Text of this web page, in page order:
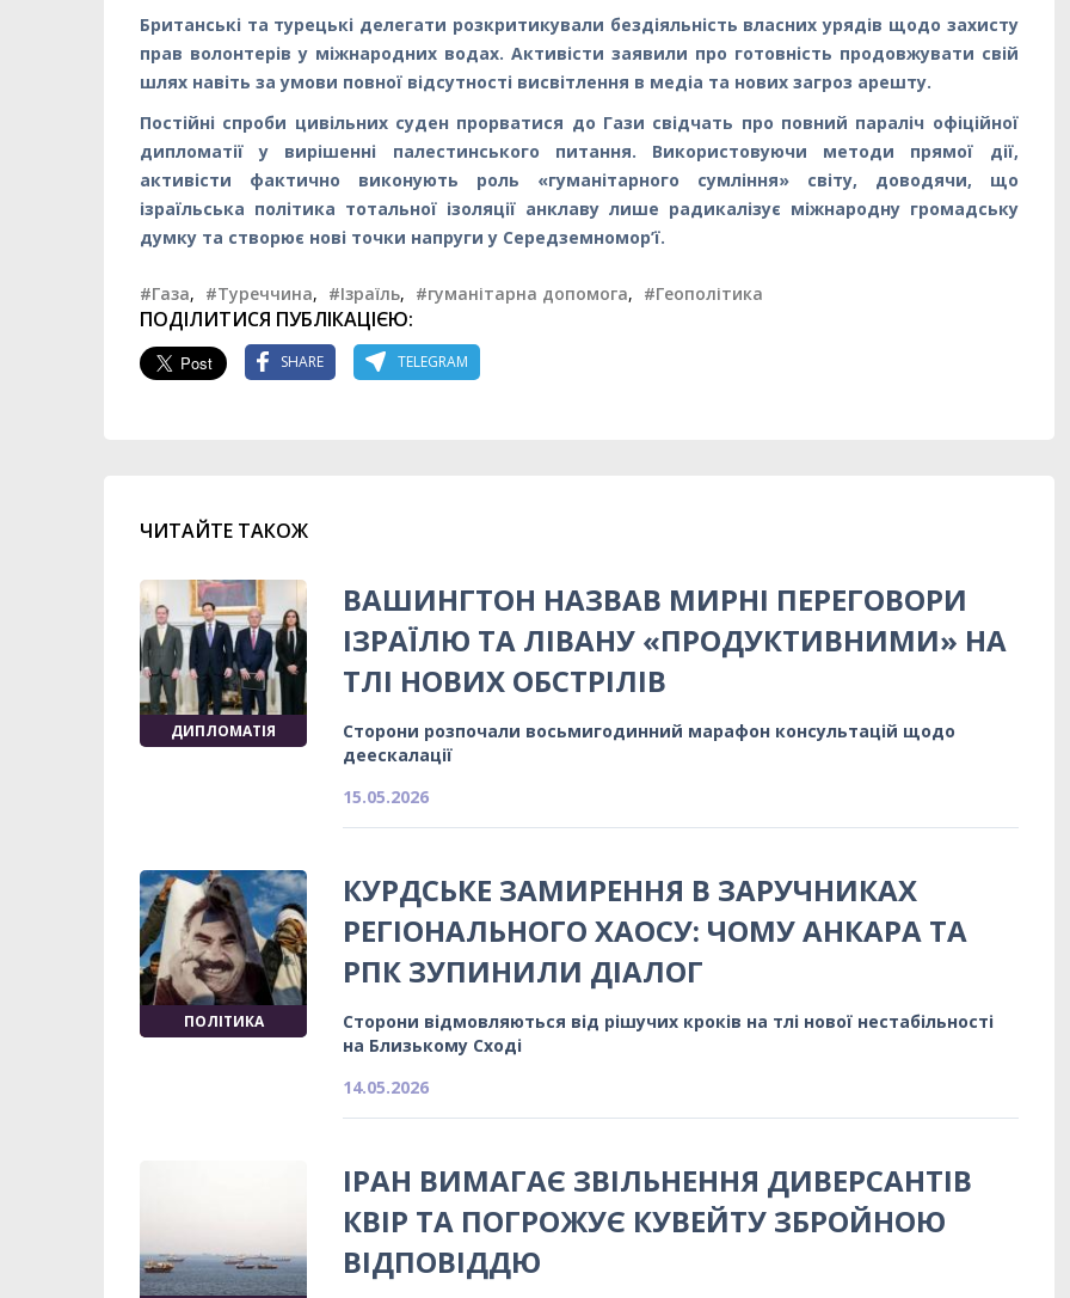
Британські та турецькі делегати розкритикували бездіяльність власних урядів щодо захисту
прав волонтерів у міжнародних водах. Активісти заявили про готовність продовжувати свій
шлях навіть за умови повної відсутності висвітлення в медіа та нових загроз арешту.
Постійні спроби цивільних суден прорватися до Гази свідчать про повний параліч офіційної
дипломатії у вирішенні палестинського питання. Використовуючи методи прямої дії,
активісти фактично виконують роль «гуманітарного сумління» світу, доводячи, що
ізраїльська політика тотальної ізоляції анклаву лише радикалізує міжнародну громадську
думку та створює нові точки напруги у Середземномор’ї.
#Газа, #Туреччина, #Ізраїль, #гуманітарна допомога, #Геополітика
ПОДІЛИТИСЯ ПУБЛІКАЦІЄЮ:
SHARE TELEGRAM
ЧИТАЙТЕ ТАКОЖ
ДИПЛОМАТІЯ
ВАШИНГТОН НАЗВАВ МИРНІ ПЕРЕГОВОРИ
ІЗРАЇЛЮ ТА ЛІВАНУ «ПРОДУКТИВНИМИ» НА
ТЛІ НОВИХ ОБСТРІЛІВ
Сторони розпочали восьмигодинний марафон консультацій щодо
деескалації
15.05.2026
ПОЛІТИКА
КУРДСЬКЕ ЗАМИРЕННЯ В ЗАРУЧНИКАХ
РЕГІОНАЛЬНОГО ХАОСУ: ЧОМУ АНКАРА ТА
РПК ЗУПИНИЛИ ДІАЛОГ
Сторони відмовляються від рішучих кроків на тлі нової нестабільності
на Близькому Сході
14.05.2026
ІРАН ВИМАГАЄ ЗВІЛЬНЕННЯ ДИВЕРСАНТІВ
КВІР ТА ПОГРОЖУЄ КУВЕЙТУ ЗБРОЙНОЮ
ВІДПОВІДДЮ